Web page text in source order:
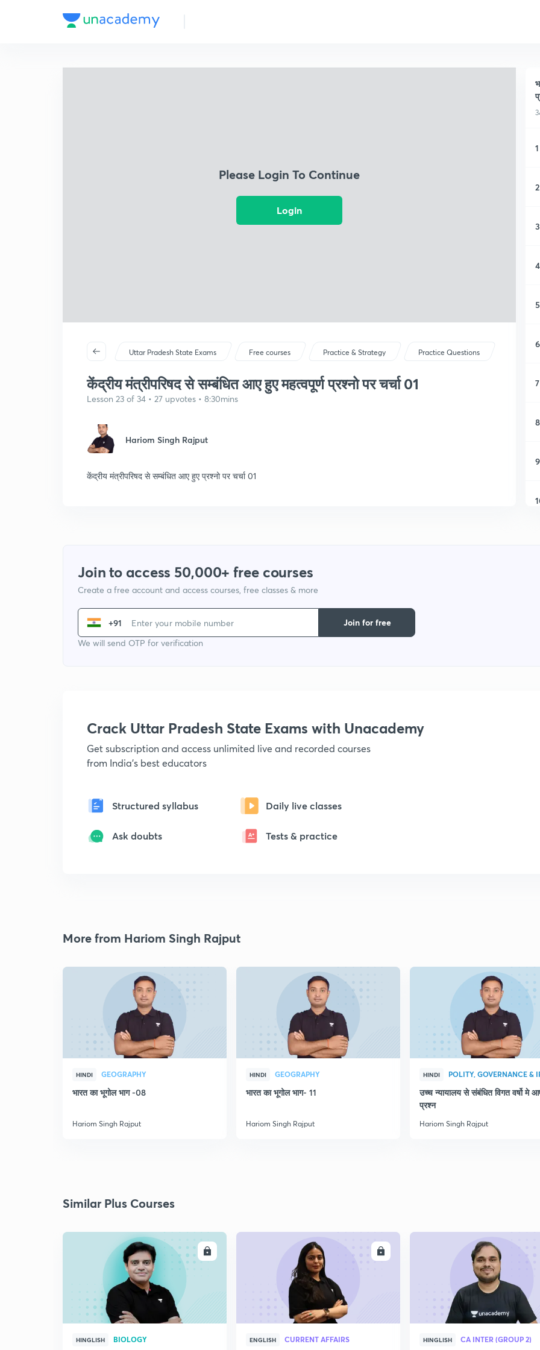
Please Login To Continue
Login
Uttar Pradesh State Exams Free courses Practice & Strategy Practice Questions
केंद्रीय मंत्रीपरिषद से सम्बंधित आए हुए महत्वपूर्ण प्रश्नो पर चर्चा 01
Lesson 23 of 34 • 27 upvotes • 8:30mins
Hariom Singh Rajput
केंद्रीय मंत्रीपरिषद से सम्बंधित आए हुए प्रश्नो पर चर्चा 01
1
2
3
4
5
6
7
8
9
Join to access 50,000+ free courses
Create a free account and access courses, free classes & more
+91
We will send OTP for verification
Join for free
Crack Uttar Pradesh State Exams with Unacademy
Get subscription and access unlimited live and recorded courses
from India's best educators
Structured syllabus Daily live classes
Ask doubts Tests & practice
More from Hariom Singh Rajput
HINDI GEOGRAPHY
भारत का भूगोल भाग -08
Hariom Singh Rajput
HINDI GEOGRAPHY
भारत का भूगोल भाग- 11
Hariom Singh Rajput
HINDI POLITY, GOVERNANCE &
उच्च न्यायालय से संबंधित विगत वर्षो मे
प्रश्न
Hariom Singh Rajput
Similar Plus Courses
ENROLL
HINGLISH BIOLOGY ENGLISH CURRENT AFFAIRS HINGLISH CA INTER (GROUP 2)